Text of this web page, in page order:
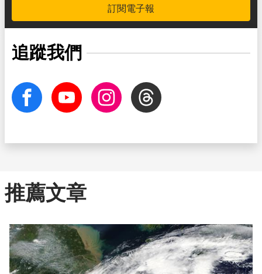
訂閱電子報
追蹤我們
facebook Youtube InstagramThreads
推薦文章